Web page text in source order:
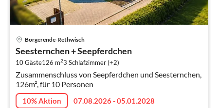
Börgerende-Rethwisch
Seesternchen + Seepferdchen
10 Gäste126 m23 Schlafzimmer (+2)
Zusammenschluss von Seepferdchen und Seesternchen,
126m², für 10 Personen
10% Aktion
07.08.2026 - 05.01.2028